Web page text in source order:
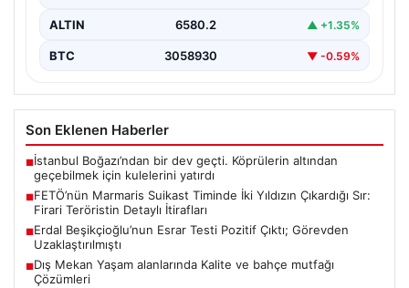
ALTIN 6580.2 ▲ +1.35%
BTC 3058930 ▼ -0.59%
Son Eklenen Haberler
■İstanbul Boğazı’ndan bir dev geçti. Köprülerin altından
geçebilmek için kulelerini yatırdı
■FETÖ’nün Marmaris Suikast Timinde İki Yıldızın Çıkardığı Sır:
Firari Teröristin Detaylı İtirafları
■Erdal Beşikçioğlu’nun Esrar Testi Pozitif Çıktı; Görevden
Uzaklaştırılmıştı
■Dış Mekan Yaşam alanlarında Kalite ve bahçe mutfağı
Çözümleri